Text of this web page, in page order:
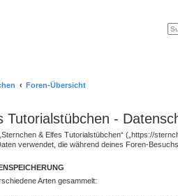
Foren-Übersicht
Tutorialstübchen -
& Elfes Tutorialstübchen“ („https://
verwendet, die während deines Foren-
Arten gesammelt: